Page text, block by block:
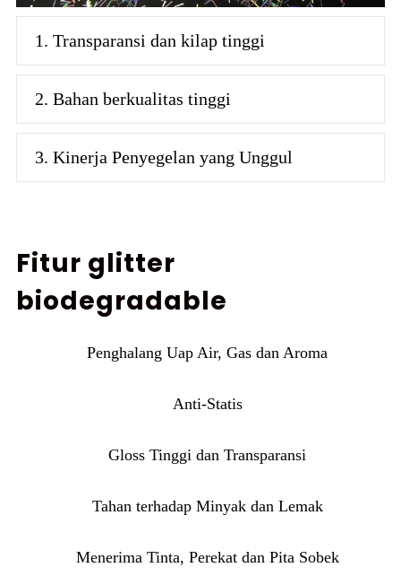
1. Transparansi dan kilap tinggi
2. Bahan berkualitas tinggi
3. Kinerja Penyegelan yang Unggul
Fitur glitter
biodegradable
Penghalang Uap Air, Gas dan Aroma
Anti-Statis
Gloss Tinggi dan Transparansi
Tahan terhadap Minyak dan Lemak
Menerima Tinta, Perekat dan Pita Sobek